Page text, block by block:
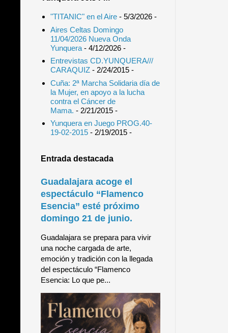
"TITANIC" en el Aire- 5/3/2026-
Aires Celtas Domingo
11/04/2026 Nueva Onda
Yunquera- 4/12/2026-
Entrevistas CD.YUNQUERA///
CARAQUIZ- 2/24/2015-
Cuña: 2ª Marcha Solidaria día de
la Mujer, en apoyo a la lucha
contra el Cáncer de
Mama. - 2/21/2015-
Yunquera en Juego PROG.40-
19-02-2015- 2/19/2015-
Entrada destacada
Guadalajara acoge el
espectáculo “Flamenco
Esencia” esté próximo
domingo 21 de junio.
Guadalajara se prepara para vivir
una noche cargada de arte,
emoción y tradición con la llegada
del espectáculo “Flamenco
Esencia: Lo que pe...